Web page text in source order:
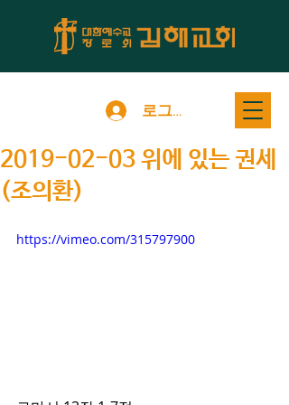
로그인
2019-02-03 위에 있는 권세
(조의환)
https://vimeo.com/315797900